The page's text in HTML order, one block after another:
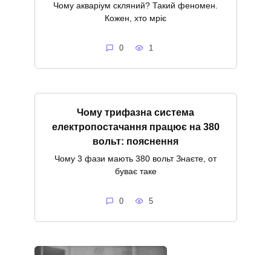
Чому акваріум скляний? Такий феномен.
Кожен, хто мріє
0 1
Чому трифазна система
електропостачання працює на 380
вольт: пояснення
Чому 3 фази мають 380 вольт Знаєте, от
буває таке
0 5